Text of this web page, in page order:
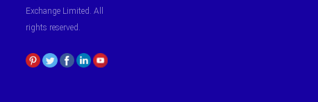
Exchange Limited. All
rights reserved.